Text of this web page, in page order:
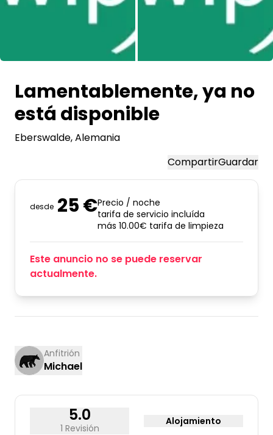
Inspiración fotográfica
Consejos e inspiración
Historias
Cupones
Sobre nosotros
Lamentablemente, ya no
está disponible
Eberswalde, Alemania
CompartirGuardar
desde 25 €Precio / noche
tarifa de servicio incluída
más 10.00€ tarifa de limpieza
Este anuncio no se puede reservar
actualmente.
Anfitrión
Michael
5.0
1 Revisión
Alojamiento